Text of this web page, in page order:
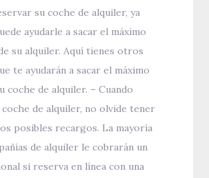
su coche de alquiler, ya
ayudarle a sacar el máximo
su alquiler. Aquí tienes otros
te ayudarán a sacar el máximo
coche de alquiler. – Cuando
de alquiler, no olvide tener
posibles recargos. La mayoría
de alquiler le cobrarán un
si reserva en línea con una